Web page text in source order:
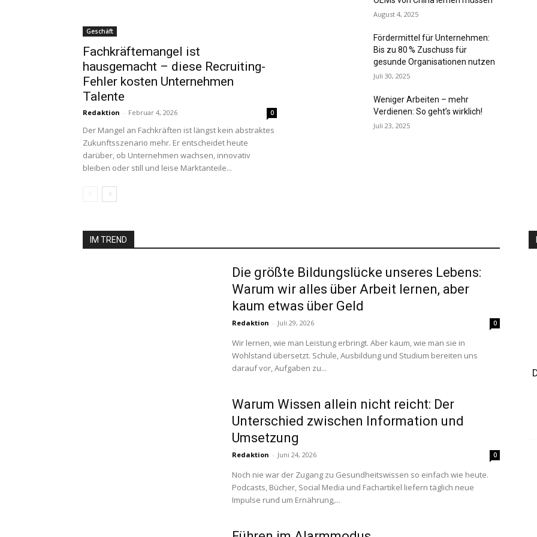
Geschäft
Fachkräftemangel ist
hausgemacht – diese Recruiting-
Fehler kosten Unternehmen
Talente
Redaktion - Februar 4, 2026 0
Der Mangel an Fachkräften ist längst kein abstraktes
Zukunftsszenario mehr. Er entscheidet heute
darüber, ob Unternehmen wachsen, innovativ
bleiben oder still und leise Marktanteile...
August 4, 2025
Fördermittel für Unternehmen:
Bis zu 80 % Zuschuss für
gesunde Organisationen nutzen
Juli 30, 2025
Weniger Arbeiten – mehr
Verdienen: So geht’s wirklich!
Juli 23, 2025
IM TREND
Die größte Bildungslücke unseres Lebens:
Warum wir alles über Arbeit lernen, aber
kaum etwas über Geld
Redaktion - Juli 29, 2026 0
Wir lernen, wie man Leistung erbringt. Aber kaum, wie man sie in
Wohlstand übersetzt. Schule, Ausbildung und Studium bereiten uns
darauf vor, Aufgaben zu...
Warum Wissen allein nicht reicht: Der
Unterschied zwischen Information und
Umsetzung
Redaktion - Juni 24, 2026 0
Noch nie war der Zugang zu Gesundheitswissen so einfach wie heute.
Podcasts, Bücher, Social Media und Fachartikel liefern täglich neue
Impulse rund um Ernährung,...